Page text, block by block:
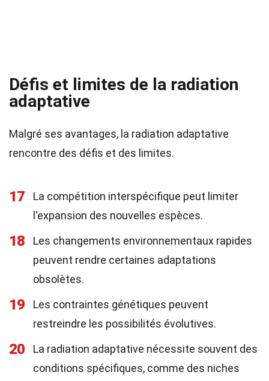
Défis et limites de la radiation
adaptative
Malgré ses avantages, la radiation adaptative
rencontre des défis et des limites.
17
La compétition interspécifique peut limiter
l'expansion des nouvelles espèces.
18
Les changements environnementaux rapides
peuvent rendre certaines adaptations
obsolètes.
19
Les contraintes génétiques peuvent
restreindre les possibilités évolutives.
20
La radiation adaptative nécessite souvent des
conditions spécifiques, comme des niches